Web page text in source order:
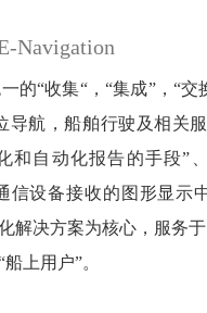
Navigation
的“收集“，“集成”，“
导航，船舶行驶及相关
和自动化报告的手段”
信设备接收的图形显示
解决方案为核心，服务
上用户”。